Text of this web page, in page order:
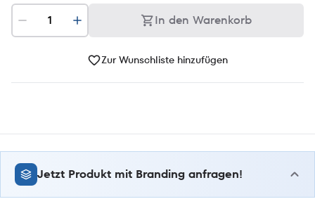
In den Warenkorb
Zur Wunschliste hinzufügen
Jetzt Produkt mit Branding anfragen!